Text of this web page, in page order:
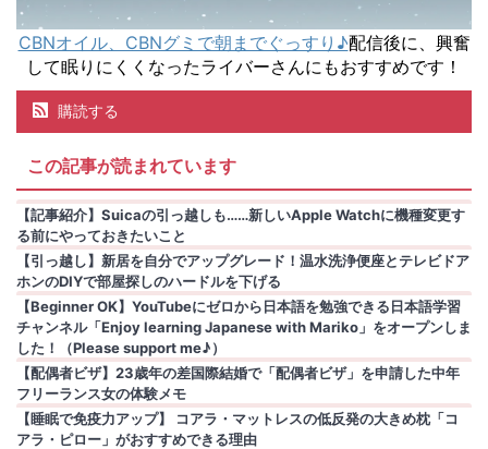
CBNオイル、CBNグミで朝までぐっすり♪配信後に、興奮
して眠りにくくなったライバーさんにもおすすめです！
購読する
この記事が読まれています
【記事紹介】Suicaの引っ越しも……新しいApple Watchに機種変更す
る前にやっておきたいこと
【引っ越し】新居を自分でアップグレード！温水洗浄便座とテレビドア
ホンのDIYで部屋探しのハードルを下げる
【Beginner OK】YouTubeにゼロから日本語を勉強できる日本語学習
チャンネル「Enjoy learning Japanese with Mariko」をオープンしま
した！（Please support me♪）
【配偶者ビザ】23歳年の差国際結婚で「配偶者ビザ」を申請した中年
フリーランス女の体験メモ
【睡眠で免疫力アップ】 コアラ・マットレスの低反発の大きめ枕「コ
アラ・ピロー」がおすすめできる理由